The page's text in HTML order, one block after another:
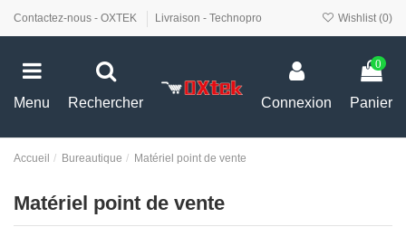
Contactez-nous - OXTEK Livraison - Technopro Wishlist (0)
Menu Rechercher Connexion
0
Panier
Accueil Bureautique Matériel point de vente
Matériel point de vente